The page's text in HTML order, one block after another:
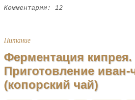
Комментарии: 12
Питание
Ферментация кипрея.
Приготовление иван-
(копорский чай)